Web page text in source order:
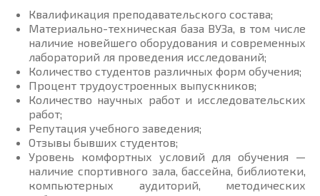
Квалификация преподавательского состава;
Материально-техническая база ВУЗа, в том числе
наличие новейшего оборудования и современных
лабораторий ля проведения исследований;
Количество студентов различных форм обучения;
Процент трудоустроенных выпускников;
Количество научных работ и исследовательских
работ;
Репутация учебного заведения;
Отзывы бывших студентов;
Уровень комфортных условий для обучения —
наличие спортивного зала, бассейна, библиотеки,
компьютерных аудиторий, методических